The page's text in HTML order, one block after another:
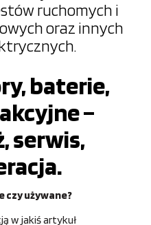
ruchomych i
oraz innych
baterie,
–
serwis,
używane?
w jakiś artykuł